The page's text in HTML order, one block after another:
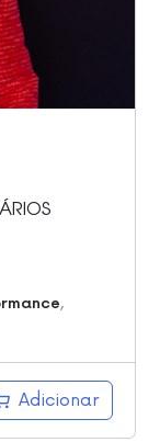
,
Adicionar